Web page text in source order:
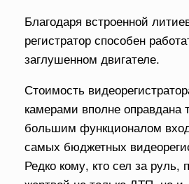
Благодаря встроенной
регистратор способен
заглушенном двигателе.
Стоимость
камерами вполне оправдана
большим функционалом
самых бюджетных
Редко кому, кто сел за руль,